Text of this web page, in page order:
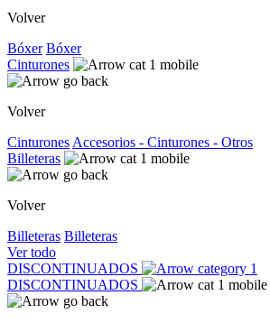
Volver
Bóxer Bóxer
Cinturones
Volver
Cinturones Accesorios - Cinturones - Otros
Billeteras
Volver
Billeteras Billeteras
Ver todo
DISCONTINUADOS
DISCONTINUADOS